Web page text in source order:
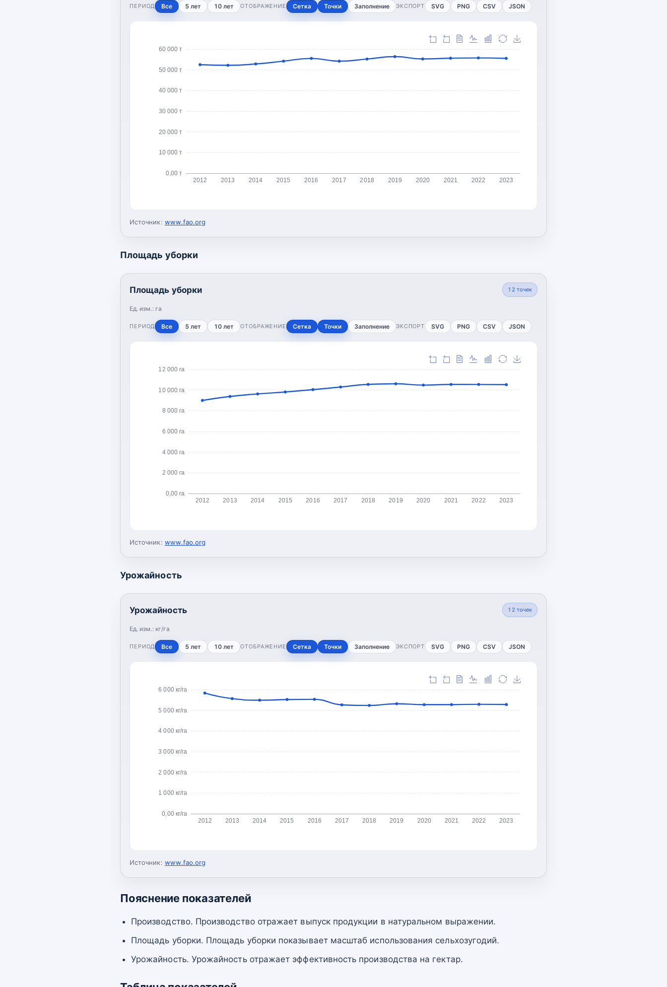
ПЕРИОД Все 5 лет 10 лет ОТОБРАЖЕНИЕ Сетка Точки Заполнение ЭКСПОРТ SVG PNG CSV JSON
0,00 т
10 000 т
20 000 т
30 000 т
40 000 т
50 000 т
60 000 т
2012 2013 2014 2015 2016 2017 2018 2019 2020 2021 2022 2023
Источник: www.fao.org
Площадь уборки
Площадь уборки
Ед. изм.: га
12 точек
ПЕРИОД Все 5 лет 10 лет ОТОБРАЖЕНИЕ Сетка Точки Заполнение ЭКСПОРТ SVG PNG CSV JSON
0,00 га
2 000 га
4 000 га
6 000 га
8 000 га
10 000 га
12 000 га
2012 2013 2014 2015 2016 2017 2018 2019 2020 2021 2022 2023
Источник: www.fao.org
Урожайность
Урожайность
Ед. изм.: кг/га
12 точек
ПЕРИОД Все 5 лет 10 лет ОТОБРАЖЕНИЕ Сетка Точки Заполнение ЭКСПОРТ SVG PNG CSV JSON
0,00 кг/га
1 000 кг/га
2 000 кг/га
3 000 кг/га
4 000 кг/га
5 000 кг/га
6 000 кг/га
2012 2013 2014 2015 2016 2017 2018 2019 2020 2021 2022 2023
Источник: www.fao.org
Пояснение показателей
Производство. Производство отражает выпуск продукции в натуральном выражении.
Площадь уборки. Площадь уборки показывает масштаб использования сельхозугодий.
Урожайность. Урожайность отражает эффективность производства на гектар.